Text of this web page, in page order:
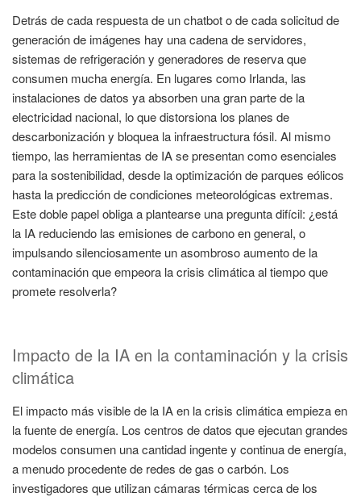
Detrás de cada respuesta de un chatbot o de cada solicitud de
generación de imágenes hay una cadena de servidores,
sistemas de refrigeración y generadores de reserva que
consumen mucha energía. En lugares como Irlanda, las
instalaciones de datos ya absorben una gran parte de la
electricidad nacional, lo que distorsiona los planes de
descarbonización y bloquea la infraestructura fósil. Al mismo
tiempo, las herramientas de IA se presentan como esenciales
para la sostenibilidad, desde la optimización de parques eólicos
hasta la predicción de condiciones meteorológicas extremas.
Este doble papel obliga a plantearse una pregunta difícil: ¿está
la IA reduciendo las emisiones de carbono en general, o
impulsando silenciosamente un asombroso aumento de la
contaminación que empeora la crisis climática al tiempo que
promete resolverla?
Impacto de la IA en la contaminación y la crisis
climática
El impacto más visible de la IA en la crisis climática empieza en
la fuente de energía. Los centros de datos que ejecutan grandes
modelos consumen una cantidad ingente y continua de energía,
a menudo procedente de redes de gas o carbón. Los
investigadores que utilizan cámaras térmicas cerca de los